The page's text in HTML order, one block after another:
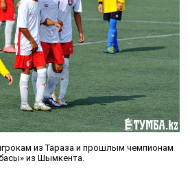
из Тараза и прошлым чемпионам
из Шымкента.